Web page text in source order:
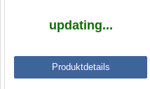
updating...
Produktdetails